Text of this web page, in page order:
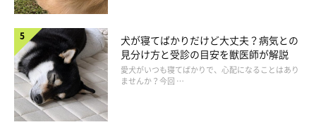
犬が寝てばかりだけど大丈夫？病気との
見分け方と受診の目安を獣医師が解説
愛犬がいつも寝てばかりで、心配になることはあり
ませんか？今回 …